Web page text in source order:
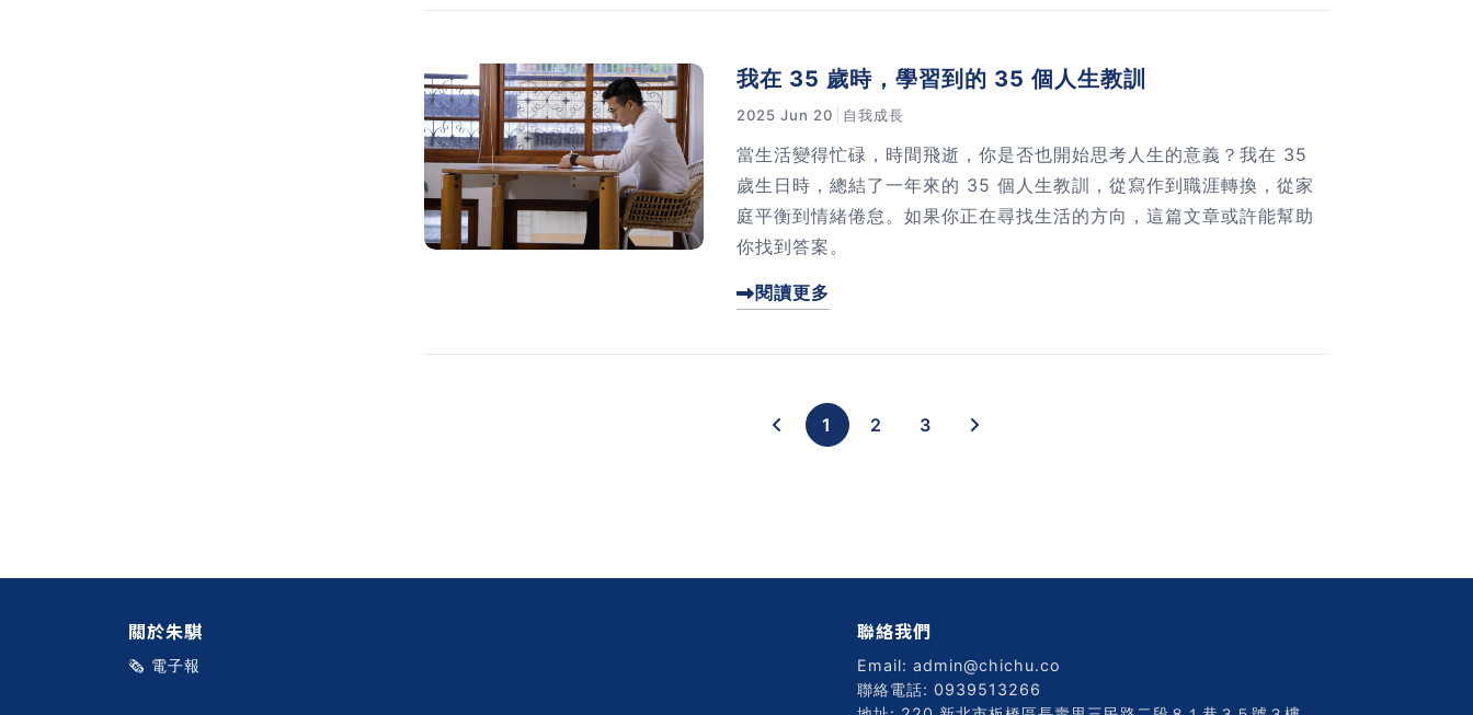
我在 35 歲時，學習到的 35 個人生教訓
2025 Jun 20 自我成長
當生活變得忙碌，時間飛逝，你是否也開始思考人生的意義？我在 35
歲生日時，總結了一年來的 35 個人生教訓，從寫作到職涯轉換，從家
庭平衡到情緒倦怠。如果你正在尋找生活的方向，這篇文章或許能幫助
你找到答案。
閱讀更多
1 2 3
關於朱騏
🗞️ 電子報
聯絡我們
Email: admin@chichu.co
聯絡電話: 0939513266